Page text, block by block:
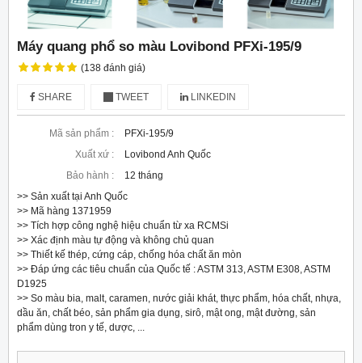
Máy quang phổ so màu Lovibond PFXi-195/9
(138 đánh giá)
SHARE TWEET LINKEDIN
Mã sản phẩm :
PFXi-195/9
Xuất xứ :
Lovibond Anh Quốc
Bảo hành :
12 tháng
>> Sản xuất tại Anh Quốc
>> Mã hàng 1371959
>> Tích hợp công nghệ hiệu chuẩn từ xa RCMSi
>> Xác định màu tự động và không chủ quan
>> Thiết kế thép, cứng cáp, chống hóa chất ăn mòn
>> Đáp ứng các tiêu chuẩn của Quốc tế : ASTM 313, ASTM E308, ASTM
D1925
>> So màu bia, malt, caramen, nước giải khát, thực phẩm, hóa chất, nhựa,
dầu ăn, chất béo, sản phẩm gia dụng, sirô, mật ong, mật đường, sản
phẩm dùng tron y tế, dược, ...